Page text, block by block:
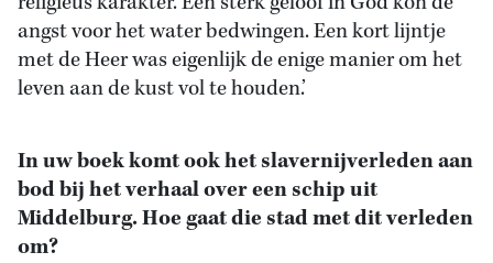
angst voor het water bedwingen. Een kort lijntje
met de Heer was eigenlijk de enige manier om het
leven aan de kust vol te houden.’
In uw boek komt ook het slavernijverleden aan
bod bij het verhaal over een schip uit
Middelburg. Hoe gaat die stad met dit verleden
om?